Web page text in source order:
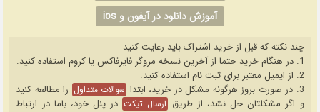
آموزش دانلود در آیفون و ios
چند نکته که قبل از خرید اشتراک باید رعایت کنید
1. در هنگام خرید حتما از آخرین نسخه مروگر فایرفاکس یا کروم استفاده کنید.
2. از ایمیل معتبر برای ثبت نام استفاده کنید.
3. در صورت بروز هرگونه مشکل در خرید، ابتدا
سوالات متداول را مطالعه کنید
و اگر مشکلتان حل نشد، از طریق ارسال تیکت در پنل خود، باما در ارتباط